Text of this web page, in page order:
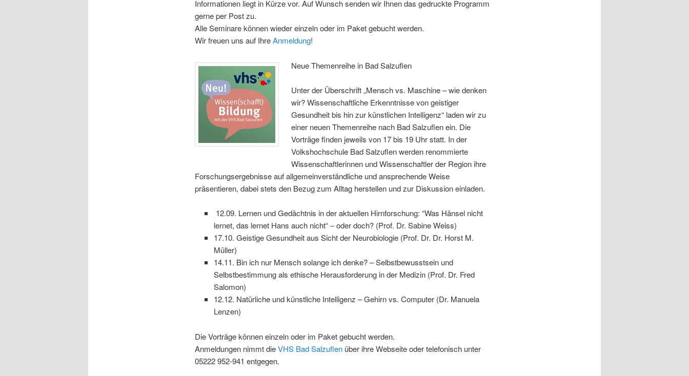
Informationen liegt in Kürze vor. Auf Wunsch senden wir Ihnen das gedruckte Programm
gerne per Post zu.
Alle Seminare können wieder einzeln oder im Paket gebucht werden.
Wir freuen uns auf IhreAnmeldung!
Neue Themenreihe in Bad Salzuflen
Unter der Überschrift „Mensch vs. Maschine – wie denken
wir? Wissenschaftliche Erkenntnisse von geistiger
Gesundheit bis hin zur künstlichen Intelligenz“ laden wir zu
einer neuen Themenreihe nach Bad Salzuflen ein. Die
Vorträge finden jeweils von 17 bis 19 Uhr statt. In der
Volkshochschule Bad Salzuflen werden renommierte
Wissenschaftlerinnen und Wissenschaftler der Region ihre
Forschungsergebnisse auf allgemeinverständliche und ansprechende Weise
präsentieren, dabei stets den Bezug zum Alltag herstellen und zur Diskussion einladen.
12.09. Lernen und Gedächtnis in der aktuellen Hirnforschung: “Was Hänsel nicht
lernet, das lernet Hans auch nicht“ ‒ oder doch? (Prof. Dr. Sabine Weiss)
17.10. Geistige Gesundheit aus Sicht der Neurobiologie (Prof. Dr. Dr. Horst M.
Müller)
14.11. Bin ich nur Mensch solange ich denke? – Selbstbewusstsein und
Selbstbestimmung als ethische Herausforderung in der Medizin (Prof. Dr. Fred
Salomon)
12.12. Natürliche und künstliche Intelligenz – Gehirn vs. Computer (Dr. Manuela
Lenzen)
Die Vorträge können einzeln oder im Paket gebucht werden.
Anmeldungen nimmt dieVHS Bad Salzuflenüber ihre Webseite oder telefonisch unter
05222 952-941 entgegen.